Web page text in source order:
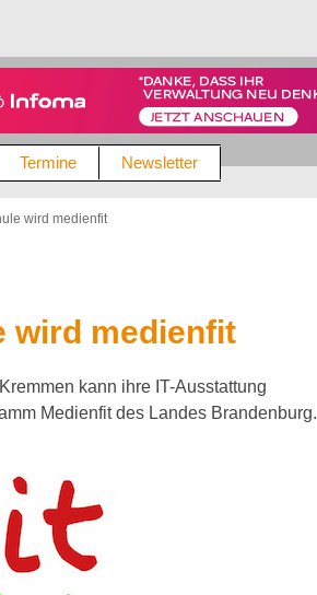
Termine Newsletter
wird medienfit
wird medienfit
kann ihre IT-Ausstattung
Medienfit des Landes Brandenburg.